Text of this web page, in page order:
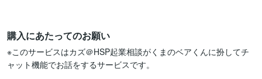
購入にあたってのお願い
※このサービスはカズ＠HSP起業相談がくまのベアくんに扮してチ
ャット機能でお話をするサービスです。